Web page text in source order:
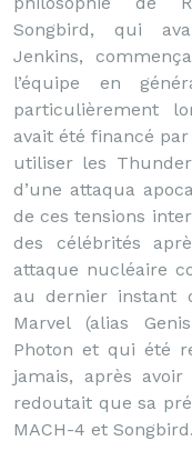
Songbird, qui
Jenkins,
l’équipe en
particulièrement
avait été financé
utiliser les
d’une attaqua
de ces tensions
des célébrités
attaque nucléaire
au dernier instant
Marvel (alias
Photon et qui été
jamais, après
redoutait que sa
MACH-4 et Songbird.